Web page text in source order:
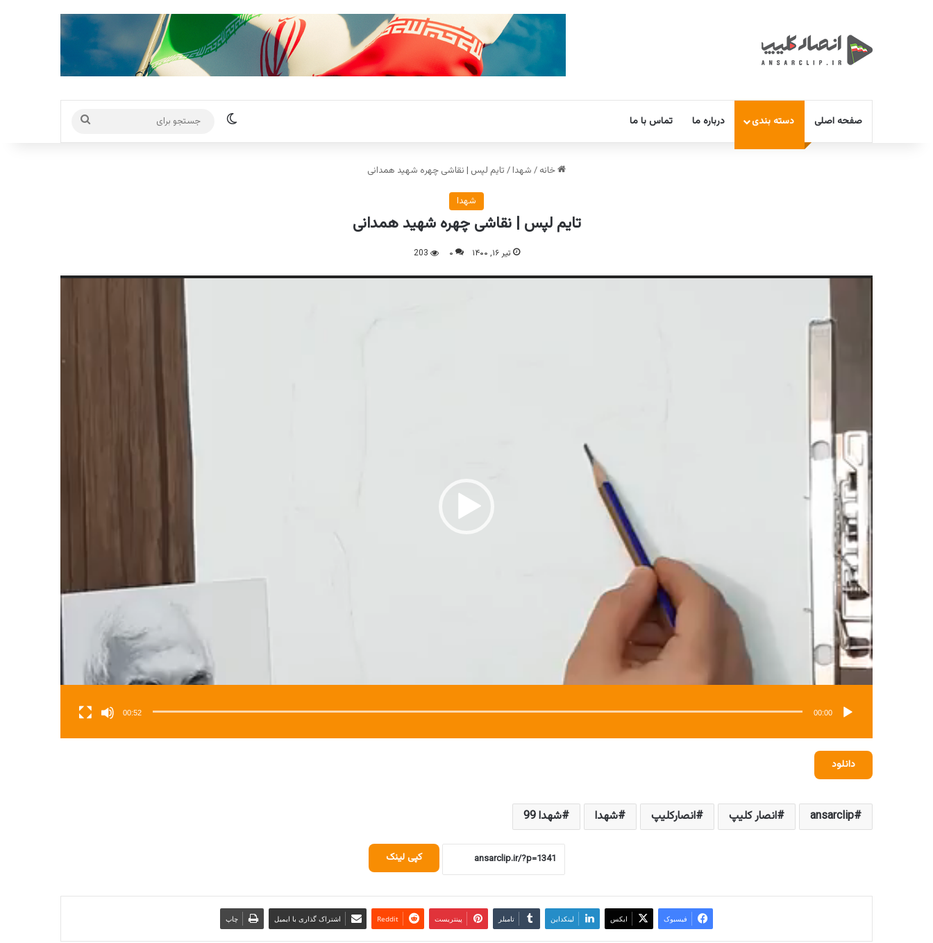
صفحه اصلی دسته بندی درباره ما تماس با ما تغییر پوسته
برای
خانه / شهدا / تایم لپس | نقاشی چهره شهید همدانی
شهدا
تایم لپس | نقاشی چهره شهید همدانی
تیر ۱۶, ۱۴۰۰ ۰ 203
نمایشگر
00:00
00:52
دانلود
ansarclip انصار کلیپ انصارکلیپ شهدا شهدا 99
کپی لینک
فیسبوک ایکس لینکداین تامبلر پینتریست Reddit اشتراک گذاری با ایمیل چاپ